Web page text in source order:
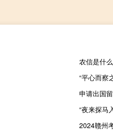
农信是什
“平心而察
申请出国
“夜来探马
2024赣州